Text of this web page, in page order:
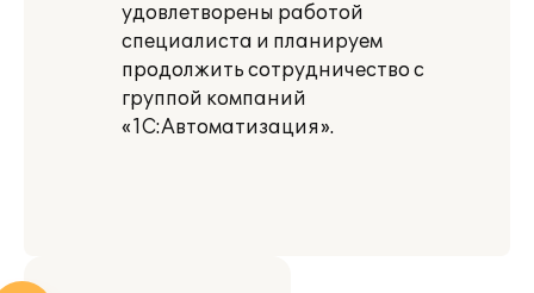
удовлетворены работой
специалиста и планируем
продолжить сотрудничество с
группой компаний
«1С:Автоматизация».